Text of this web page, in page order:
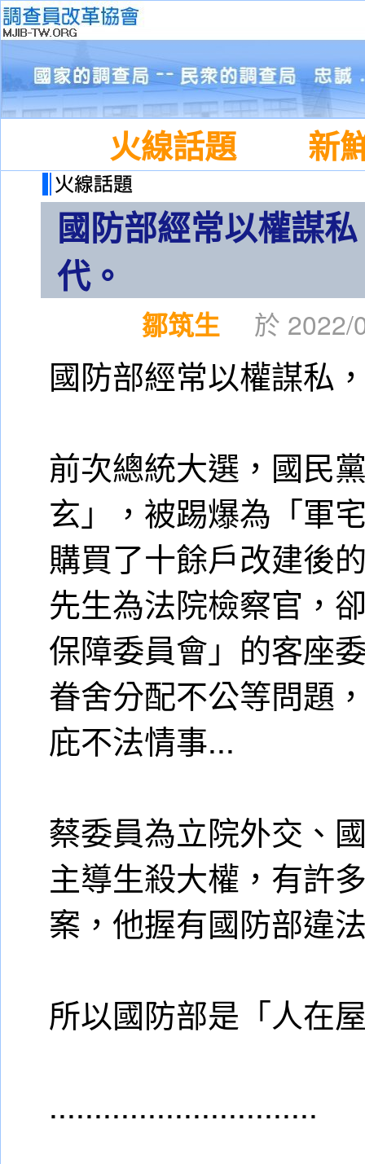
火線話題 新
國防部經常以權謀
代。
鄒筑生 於 2022/
國防部經常以權謀私
前次總統大選，國民
玄」，被踢爆為「軍
購買了十餘戶改建後
先生為法院檢察官，
保障委員會」的客座
眷舍分配不公等問題
庇不法情事...
蔡委員為立院外交、
主導生殺大權，有許
案，他握有國防部違
所以國防部是「人在
..............................